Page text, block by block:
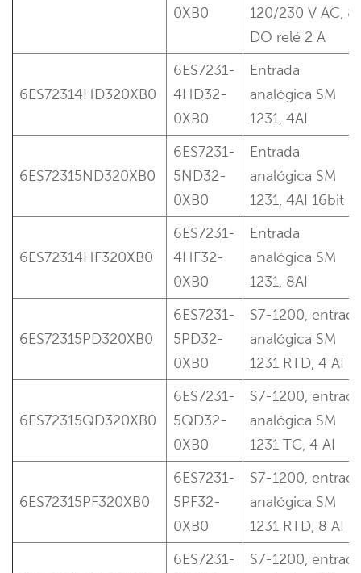
0XB0
120/230 V AC, 8
DO relé 2 A
6ES72314HD320XB0
6ES7231-
4HD32-
0XB0
Entrada
analógica SM
1231, 4AI
6ES72315ND320XB0
6ES7231-
5ND32-
0XB0
Entrada
analógica SM
1231, 4AI 16bit
6ES72314HF320XB0
6ES7231-
4HF32-
0XB0
Entrada
analógica SM
1231, 8AI
6ES72315PD320XB0
6ES7231-
5PD32-
0XB0
S7-1200, entrada
analógica SM
1231 RTD, 4 AI
6ES72315QD320XB0
6ES7231-
5QD32-
0XB0
S7-1200, entrada
analógica SM
1231 TC, 4 AI
6ES72315PF320XB0
6ES7231-
5PF32-
0XB0
S7-1200, entrada
analógica SM
1231 RTD, 8 AI
6ES7231-
S7-1200, entrada